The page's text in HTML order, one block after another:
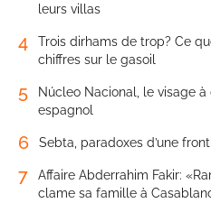
leurs villas
4
Trois dirhams de trop? Ce
chiffres sur le gasoil
5
Núcleo Nacional, le visage
espagnol
6 Sebta, paradoxes d’une
7
Affaire Abderrahim Fakir:
clame sa famille à